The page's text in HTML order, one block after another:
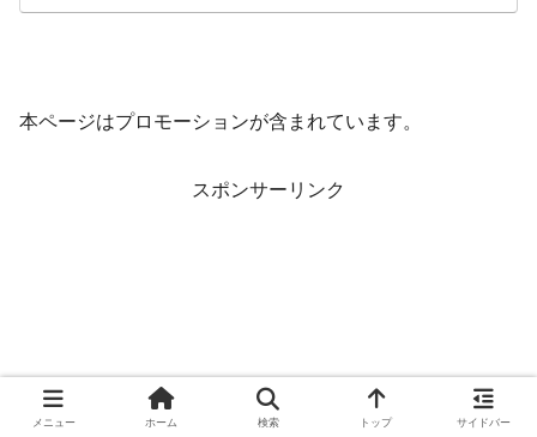
本ページはプロモーションが含まれています。
スポンサーリンク
メニュー ホーム 検索 トップ サイドバー